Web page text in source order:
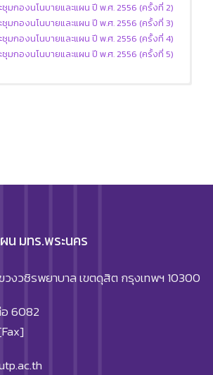
ชุมกองนโนบายและแผน ปี พ.ศ. 2556 (ครั้งที่ 2)
ชุมกองนโนบายและแผน ปี พ.ศ. 2556 (ครั้งที่ 3)
ชุมกองนโนบายและแผน ปี พ.ศ. 2556 (ครั้งที่ 4)
ชุมกองนโนบายและแผน ปี พ.ศ. 2556 (ครั้งที่ 5)
น มทร.พระนคร
งวชิรพยาบาล เขตดุสิต กรุงเทพฯ 10300
6082